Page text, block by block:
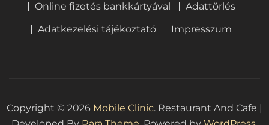
Online fizetés bankkártyával
Adattörlés
Adatkezelési tájékoztató
Impresszum
Copyright © 2026 Mobile Clinic. Restaurant And Cafe |